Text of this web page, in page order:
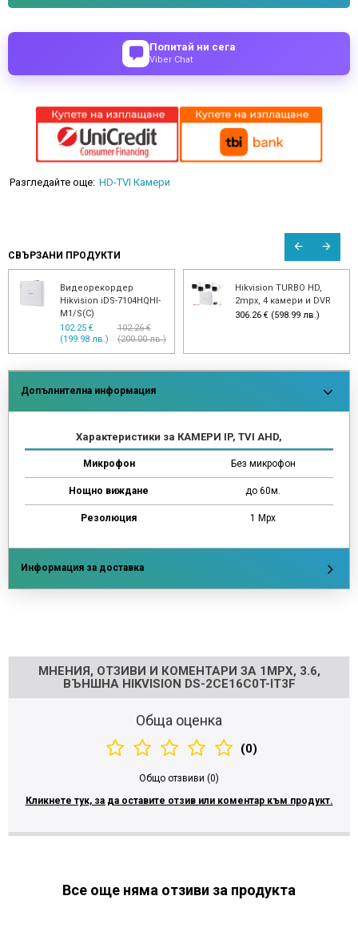
Попитай ни сега
Viber Chat
Разгледайте още: HD-TVI Камери
СВЪРЗАНИ ПРОДУКТИ
Видеорекордер
Hikvision iDS-7104HQHI-
M1/S(C)
102.25 €
(199.98 лв.)
102.26 €
(200.00 лв.)
Hikvision TURBO HD,
2mpx, 4 камери и DVR
306.26 € (598.99 лв.)
Допълнителна информация
Характеристики за КАМЕРИ IP, TVI AHD,
Микрофон Без микрофон
Нощно виждане до 60м.
Резолюция 1 Mpx
Информация за доставка
МНЕНИЯ, ОТЗИВИ И КОМЕНТАРИ ЗА 1MPX, 3.6,
ВЪНШНА HIKVISION DS-2CE16C0T-IT3F
Обща оценка
(0)
Общо отзвиви (0)
Кликнете тук, за да оставите отзив или коментар към продукт.
Все още няма отзиви за продукта